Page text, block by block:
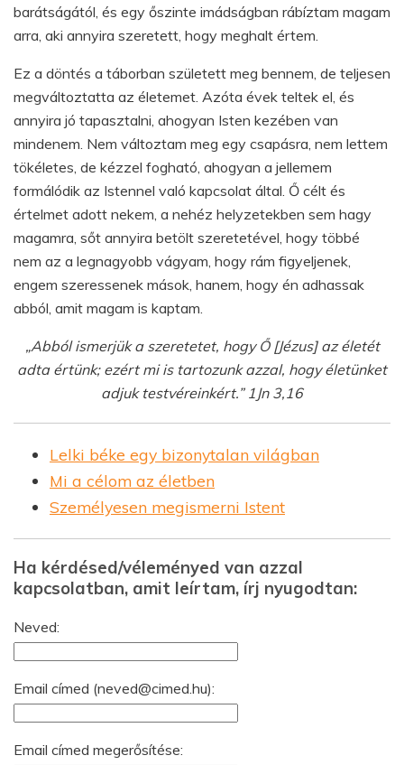
barátságától, és egy őszinte imádságban rábíztam magam
arra, aki annyira szeretett, hogy meghalt értem.
Ez a döntés a táborban született meg bennem, de teljesen
megváltoztatta az életemet. Azóta évek teltek el, és
annyira jó tapasztalni, ahogyan Isten kezében van
mindenem. Nem változtam meg egy csapásra, nem lettem
tökéletes, de kézzel fogható, ahogyan a jellemem
formálódik az Istennel való kapcsolat által. Ő célt és
értelmet adott nekem, a nehéz helyzetekben sem hagy
magamra, sőt annyira betölt szeretetével, hogy többé
nem az a legnagyobb vágyam, hogy rám figyeljenek,
engem szeressenek mások, hanem, hogy én adhassak
abból, amit magam is kaptam.
„Abból ismerjük a szeretetet, hogy Ő [Jézus] az életét
adta értünk; ezért mi is tartozunk azzal, hogy életünket
adjuk testvéreinkért.” 1Jn 3,16
Lelki béke egy bizonytalan világban
Mi a célom az életben
Személyesen megismerni Istent
Ha kérdésed/véleményed van azzal
kapcsolatban, amit leírtam, írj nyugodtan:
Neved:
Email címed (neved@cimed.hu):
Email címed megerősítése: